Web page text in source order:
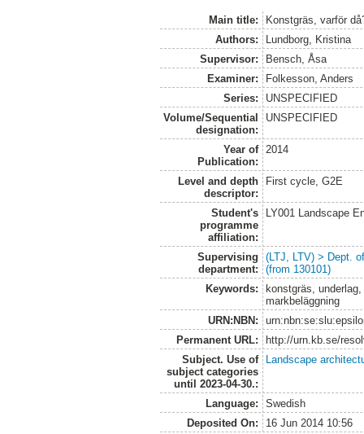
Main title:
Konstgräs, varför
Authors:
Lundborg, Kristina
Supervisor:
Bensch, Åsa
Examiner:
Folkesson, Anders
Series:
UNSPECIFIED
Volume/Sequential
designation:
UNSPECIFIED
Year of
Publication:
2014
Level and depth
descriptor:
First cycle, G2E
Student's
programme
affiliation:
LY001 Landscape
Supervising
department:
(LTJ, LTV) > Dept.
(from 130101)
Keywords:
konstgräs,
markbeläggning
URN:NBN:
Permanent URL:
http://urn.kb.se/
Subject. Use of
subject categories
until 2023-04-30.:
Landscape
Language:
Swedish
Deposited On:
16 Jun 2014 10:56